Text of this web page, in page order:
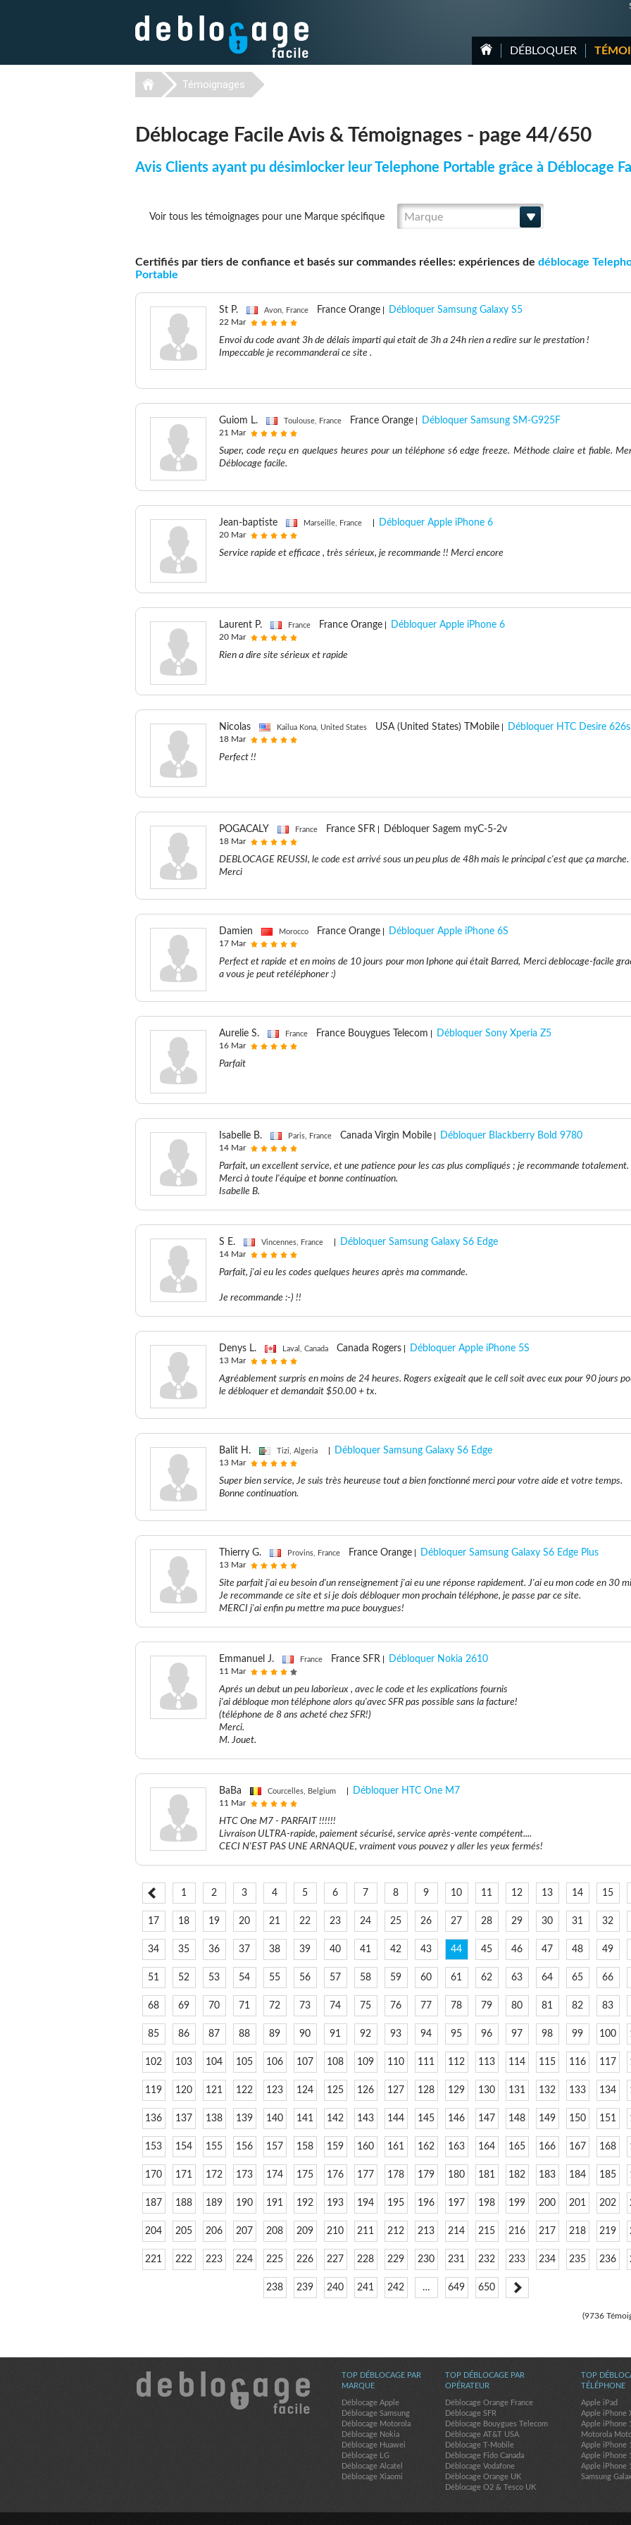
DÉBLOQUER
Témoignages
Déblocage Facile Avis & Témoignages - page 44/650
Avis Clients ayant pu désimlocker leur Telephone Portable grâce à Déblocage
Voir tous les témoignages pour une Marque spécifique Marque
Certifiés par tiers de confiance et basés sur commandes réelles: expériences de déblocage
Portable
St P. Avon, France France Orange Débloquer Samsung Galaxy S5
22 Mar
Envoi du code avant 3h de délais imparti qui etait de 3h a 24h rien a redire sur le prestation !
Impeccable je recommanderai ce site .
Guiom L. Toulouse, France France Orange Débloquer Samsung SM-G925F
21 Mar
Super, code reçu en quelques heures pour un téléphone s6 edge freeze. Méthode claire et fiable.
Déblocage facile.
Jean-baptiste Marseille, France Débloquer Apple iPhone 6
20 Mar
Service rapide et efficace , très sérieux, je recommande !! Merci encore
Laurent P. France France Orange Débloquer Apple iPhone 6
20 Mar
Rien a dire site sérieux et rapide
Nicolas Kailua Kona, United States USA (United States) TMobile Débloquer HTC Desire 626s
18 Mar
Perfect !!
POGACALY France France SFR Débloquer Sagem myC-5-2v
18 Mar
DEBLOCAGE REUSSI, le code est arrivé sous un peu plus de 48h mais le principal c'est que ça marche.
Merci
Damien Morocco France Orange Débloquer Apple iPhone 6S
17 Mar
Perfect et rapide et en moins de 10 jours pour mon Iphone qui était Barred, Merci deblocage-facile
a vous je peut retéléphoner :)
Aurelie S. France France Bouygues Telecom Débloquer Sony Xperia Z5
16 Mar
Parfait
Isabelle B. Paris, France Canada Virgin Mobile Débloquer Blackberry Bold 9780
14 Mar
Parfait, un excellent service, et une patience pour les cas plus compliqués ; je recommande totalement.
Merci à toute l'équipe et bonne continuation.
Isabelle B.
S E. Vincennes, France Débloquer Samsung Galaxy S6 Edge
14 Mar
Parfait, j'ai eu les codes quelques heures après ma commande.
Je recommande :-) !!
Denys L. Laval, Canada Canada Rogers Débloquer Apple iPhone 5S
13 Mar
Agréablement surpris en moins de 24 heures. Rogers exigeait que le cell soit avec eux pour 90 jours
le débloquer et demandait $50.00 + tx.
Balit H. Tizi, Algeria Débloquer Samsung Galaxy S6 Edge
13 Mar
Super bien service, Je suis très heureuse tout a bien fonctionné merci pour votre aide et votre temps.
Bonne continuation.
Thierry G. Provins, France France Orange Débloquer Samsung Galaxy S6 Edge Plus
13 Mar
Site parfait j'ai eu besoin d'un renseignement j'ai eu une réponse rapidement. J'ai eu mon code en 30
Je recommande ce site et si je dois débloquer mon prochain téléphone, je passe par ce site.
MERCI j'ai enfin pu mettre ma puce bouygues!
Emmanuel J. France France SFR Débloquer Nokia 2610
11 Mar
Aprés un debut un peu laborieux , avec le code et les explications fournis
j'ai débloque mon téléphone alors qu'avec SFR pas possible sans la facture!
(téléphone de 8 ans acheté chez SFR!)
Merci.
M. Jouet.
BaBa Courcelles, Belgium Débloquer HTC One M7
11 Mar
HTC One M7 - PARFAIT !!!!!!
Livraison ULTRA-rapide, paiement sécurisé, service après-vente compétent....
CECI N'EST PAS UNE ARNAQUE, vraiment vous pouvez y aller les yeux fermés!
1 2 3 4 5 6 7 8 9 10 11 12 13 14 15
17 18 19 20 21 22 23 24 25 26 27 28 29 30 31 32
34 35 36 37 38 39 40 41 42 43 44 45 46 47 48 49
51 52 53 54 55 56 57 58 59 60 61 62 63 64 65 66
68 69 70 71 72 73 74 75 76 77 78 79 80 81 82 83
85 86 87 88 89 90 91 92 93 94 95 96 97 98 99 100
102 103 104 105 106 107 108 109 110 111 112 113 114 115 116 117
119 120 121 122 123 124 125 126 127 128 129 130 131 132 133 134
136 137 138 139 140 141 142 143 144 145 146 147 148 149 150 151
153 154 155 156 157 158 159 160 161 162 163 164 165 166 167 168
170 171 172 173 174 175 176 177 178 179 180 181 182 183 184 185
187 188 189 190 191 192 193 194 195 196 197 198 199 200 201 202
204 205 206 207 208 209 210 211 212 213 214 215 216 217 218 219
221 222 223 224 225 226 227 228 229 230 231 232 233 234 235 236
238 239 240 241 242 … 649 650
(9736
TOP DÉBLOCAGE PAR
MARQUE
Déblocage Apple
Déblocage Samsung
Déblocage Motorola
Déblocage Nokia
Déblocage Huawei
Déblocage LG
Déblocage Alcatel
Déblocage Xiaomi
TOP DÉBLOCAGE PAR
OPÉRATEUR
Déblocage Orange France
Déblocage SFR
Déblocage Bouygues Telecom
Déblocage AT&T USA
Déblocage T-Mobile
Déblocage Fido Canada
Déblocage Vodafone
Déblocage Orange UK
Déblocage O2 & Tesco UK
TOP
TÉLÉPHONE
Apple iPad
Apple iPhone
Apple iPhone
Motorola
Apple iPhone
Apple iPhone
Apple iPhone
Samsung